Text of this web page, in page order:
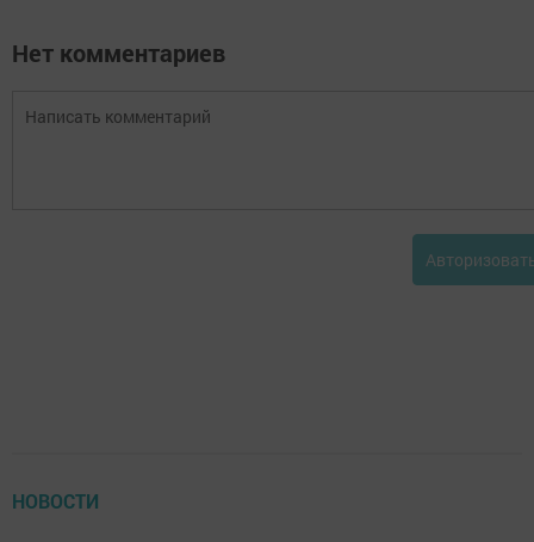
Нет комментариев
НОВОСТИ